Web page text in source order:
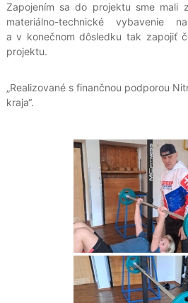
Zapojením sa do projektu sme mali
materiálno-technické vybavenie
a v konečnom dôsledku tak zapojiť
projektu.
„Realizované s finančnou podporou
kraja“.